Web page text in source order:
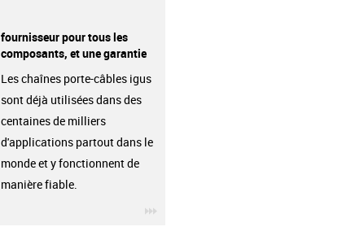
fournisseur pour tous les
composants, et une garantie
Les chaînes porte-câbles igus
sont déjà utilisées dans des
centaines de milliers
d'applications partout dans le
monde et y fonctionnent de
manière fiable.